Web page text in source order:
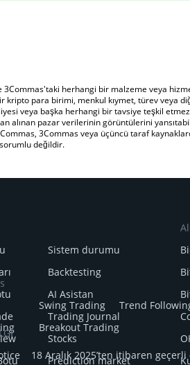
3Commas'taki herhangi bir malzeme veya
kripto para birimi, menkul kıymet, türev veya
veya başka herhangi bir tavsiye teşkil
alınan pazar verilerinin görüntülerini
3Commas veya üçüncü taraf
değildir.
Sistem durumu
Backtesting
AI Asistan
Trading Journal
Stocks
Prediction market
Swing Trading Trend
Breakout Trading
18 Aralık 2025’ten itibaren